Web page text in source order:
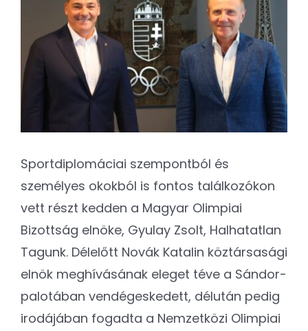
Kapcsolat
SEARCH
FOR:
Sportdiplomáciai szempontból és
személyes okokból is fontos találkozókon
vett részt kedden a Magyar Olimpiai
Bizottság elnöke, Gyulay Zsolt, Halhatatlan
Tagunk. Délelőtt Novák Katalin köztársasági
elnök meghívásának eleget téve a Sándor-
palotában vendégeskedett, délután pedig
irodájában fogadta a Nemzetközi Olimpiai